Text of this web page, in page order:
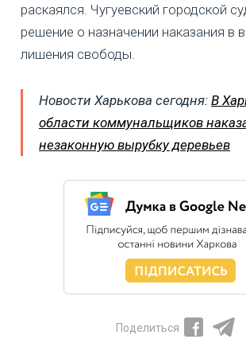
раскаялся. Чугуевский городской
решение о назначении наказания в
лишения свободы.
Новости Харькова сегодня: В
области коммунальщиков
незаконную вырубку деревьев
Поделиться